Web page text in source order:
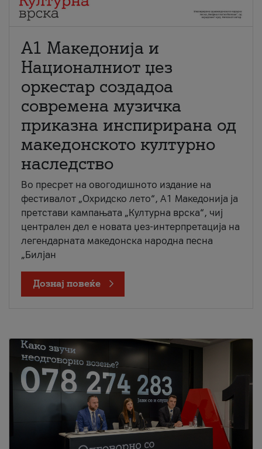
А1 Македонија и
Националниот џез
оркестар создадоа
современа музичка
приказна инспирирана од
македонското културно
наследство
Во пресрет на овогодишното издание на
фестивалот „Охридско лето“, А1 Македонија ја
претстави кампањата „Културна врска“, чиј
централен дел е новата џез-интерпретација на
легендарната македонска народна песна
„Билјан
Дознај повеќе